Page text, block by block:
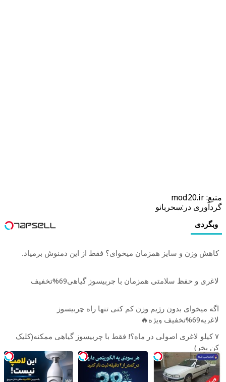
منبع: mod20.ir
گردآوری در:سحربانو
وبگردی
کاهش وزن و سایز همزمان میخوای؟ فقط از این دمنوش برمیاد.
لاغری و حفظ سلامتی همزمان با چربیسوز گیاهی69%تخفیف
اگه میخوای بدون رژیم وزن کم کنی تنها راه چربیسوز
لاغریه69%تخفیف ویژه🔥
۷ کیلو لاغری اصولی در ماه؟! فقط با چربیسوز گیاهی ممکنه(کلیک
کن بخر)